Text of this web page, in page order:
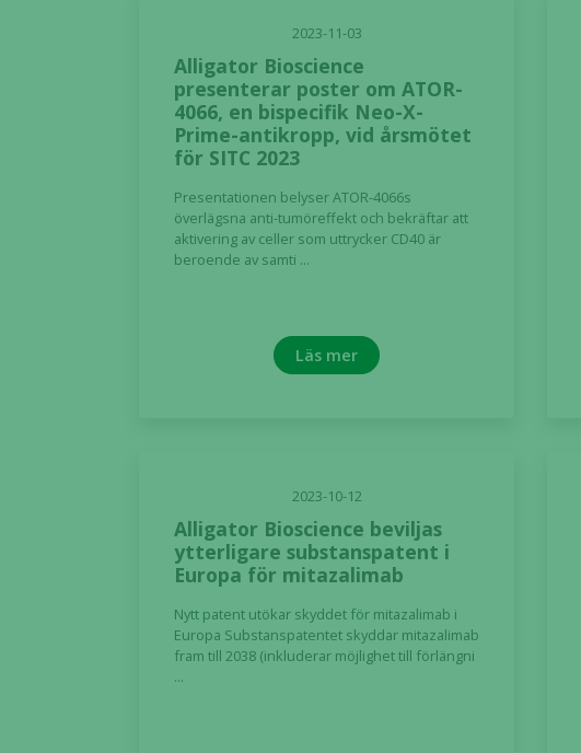
2023-11-03
Alligator Bioscience
presenterar poster om ATOR-
4066, en bispecifik Neo-X-
Prime-antikropp, vid årsmötet
för SITC 2023
Presentationen belyser ATOR-4066s
överlägsna anti-tumöreffekt och bekräftar att
aktivering av celler som uttrycker CD40 är
beroende av samti ...
Läs mer
2023-10-12
Alligator Bioscience beviljas
ytterligare substanspatent i
Europa för mitazalimab
Nytt patent utökar skyddet för mitazalimab i
Europa Substanspatentet skyddar mitazalimab
fram till 2038 (inkluderar möjlighet till förlängni
...